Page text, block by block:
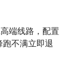
端线路，配置
不满立即退